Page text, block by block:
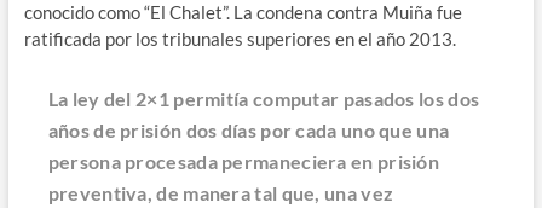
conocido como “El Chalet”. La condena contra Muiña fue
ratificada por los tribunales superiores en el año 2013.
La ley del 2×1 permitía computar pasados los dos
años de prisión dos días por cada uno que una
persona procesada permaneciera en prisión
preventiva, de manera tal que, una vez